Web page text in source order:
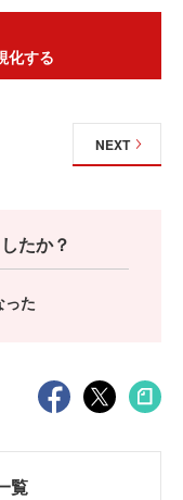
化する
NEXT
たか？
った
覧